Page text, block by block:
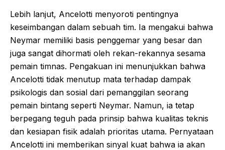
Lebih lanjut, Ancelotti menyoroti pentingnya
keseimbangan dalam sebuah tim. Ia mengakui bahwa
Neymar memiliki basis penggemar yang besar dan
juga sangat dihormati oleh rekan-rekannya sesama
pemain timnas. Pengakuan ini menunjukkan bahwa
Ancelotti tidak menutup mata terhadap dampak
psikologis dan sosial dari pemanggilan seorang
pemain bintang seperti Neymar. Namun, ia tetap
berpegang teguh pada prinsip bahwa kualitas teknis
dan kesiapan fisik adalah prioritas utama. Pernyataan
Ancelotti ini memberikan sinyal kuat bahwa ia akan